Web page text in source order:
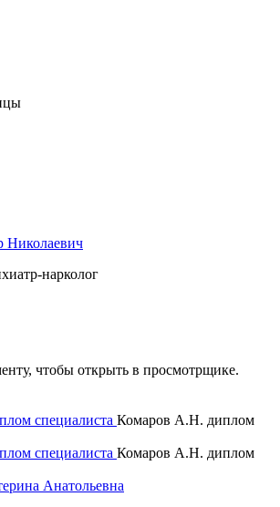
Николаевич
нарколог
чтобы открыть в просмотрщике.
Комаров А.Н. диплом
Комаров А.Н. диплом